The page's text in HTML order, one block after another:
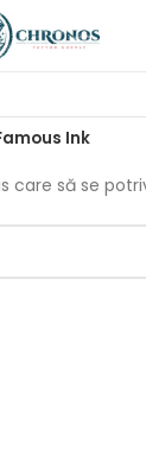
Ink
care să se